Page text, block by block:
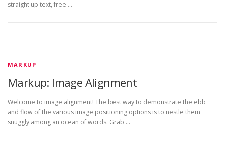
straight up text, free …
MARKUP
Markup: Image Alignment
Welcome to image alignment! The best way to demonstrate the ebb
and flow of the various image positioning options is to nestle them
snuggly among an ocean of words. Grab …